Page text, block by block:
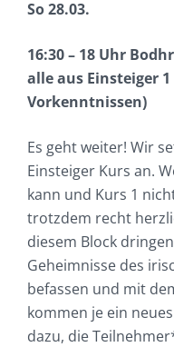
So 28.03.
16:30 – 18 Uhr
alle aus Einsteiger
Vorkenntnissen)
Es geht weiter! Wir
Einsteiger Kurs an.
kann und Kurs 1
trotzdem recht
diesem Block
Geheimnisse des
befassen und mit
kommen je ein
dazu, die